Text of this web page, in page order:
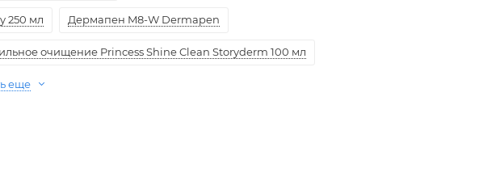
250 мл Дермапен M8-W Dermapen
очищение Princess Shine Clean Storyderm 100 мл
еще